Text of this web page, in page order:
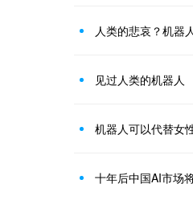
人类的悲哀？机器
见过人类的机器人
机器人可以代替女
十年后中国AI市场